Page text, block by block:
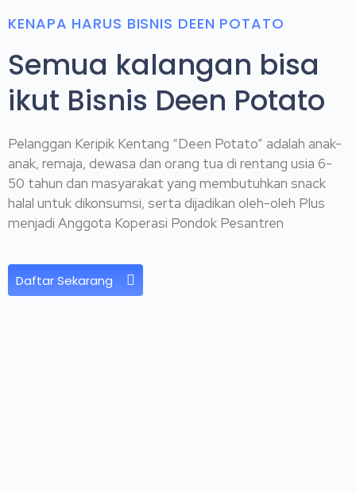
KENAPA HARUS BISNIS DEEN POTATO
Semua kalangan bisa
ikut Bisnis Deen Potato
Pelanggan Keripik Kentang “Deen Potato” adalah anak-
anak, remaja, dewasa dan orang tua di rentang usia 6-
50 tahun dan masyarakat yang membutuhkan snack
halal untuk dikonsumsi, serta dijadikan oleh-oleh Plus
menjadi Anggota Koperasi Pondok Pesantren
Daftar Sekarang